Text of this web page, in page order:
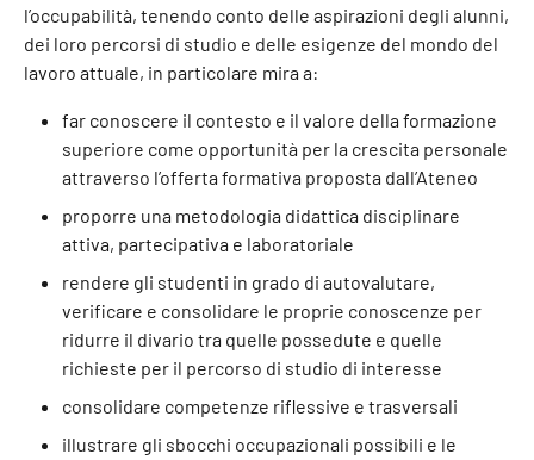
l’occupabilità, tenendo conto delle aspirazioni degli alunni,
dei loro percorsi di studio e delle esigenze del mondo del
lavoro attuale, in particolare mira a:
far conoscere il contesto e il valore della formazione
superiore come opportunità per la crescita personale
attraverso l’offerta formativa proposta dall’Ateneo
proporre una metodologia didattica disciplinare
attiva, partecipativa e laboratoriale
rendere gli studenti in grado di autovalutare,
verificare e consolidare le proprie conoscenze per
ridurre il divario tra quelle possedute e quelle
richieste per il percorso di studio di interesse
consolidare competenze riflessive e trasversali
illustrare gli sbocchi occupazionali possibili e le